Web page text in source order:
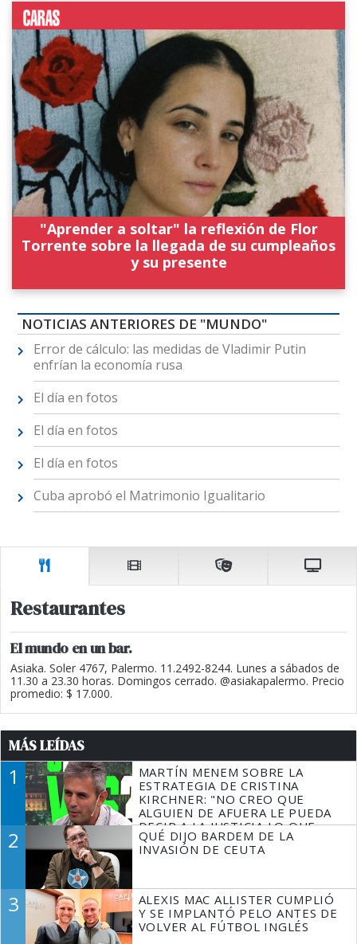
"Aprender a soltar" la reflexión de Flor
Torrente sobre la llegada de su cumpleaños
y su presente
NOTICIAS ANTERIORES DE "MUNDO"
Error de cálculo: las medidas de Vladimir Putin
enfrían la economía rusa
El día en fotos
El día en fotos
El día en fotos
Cuba aprobó el Matrimonio Igualitario
Restaurantes
El mundo en un bar.
Asiaka. Soler 4767, Palermo. 11.2492-8244. Lunes a sábados de
11.30 a 23.30 horas. Domingos cerrado. @asiakapalermo. Precio
promedio: $ 17.000.
MÁS LEÍDAS
1
MARTÍN MENEM SOBRE LA
ESTRATEGIA DE CRISTINA
KIRCHNER: "NO CREO QUE
ALGUIEN DE AFUERA LE PUEDA
DECIR A LA JUSTICIA LO QUE
TIENE QUE HACER"
2
QUÉ DIJO BARDEM DE LA
INVASIÓN DE CEUTA
3
ALEXIS MAC ALLISTER CUMPLIÓ
Y SE IMPLANTÓ PELO ANTES DE
VOLVER AL FÚTBOL INGLÉS